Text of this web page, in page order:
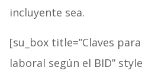
incluyente sea.
[su_box title=”Claves
laboral según el BID”